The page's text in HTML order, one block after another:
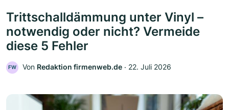
Trittschalldämmung unter Vinyl –
notwendig oder nicht? Vermeide
diese 5 Fehler
FW Von Redaktion firmenweb.de ‧ 22. Juli 2026